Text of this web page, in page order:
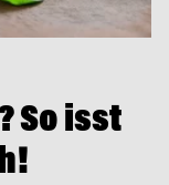
So isst